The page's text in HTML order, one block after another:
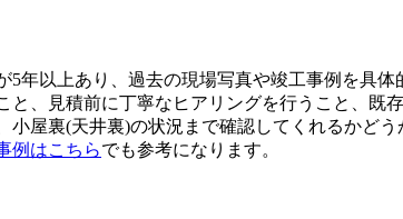
年以上あり、過去の現場写真や竣工事例を具
、見積前に丁寧なヒアリングを行うこと、
屋裏(天井裏)の状況まで確認してくれるかど
例はこちらでも参考になります。